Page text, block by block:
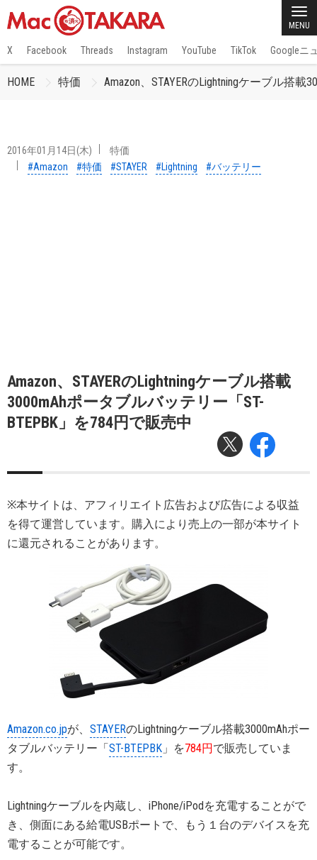
MENU
X Facebook Threads Instagram YouTube TikTok Googleニ
HOME 特価 Amazon、STAYERのLightningケーブル搭
2016年01月14日(木)
特価
#Amazon
#特価 #STAYER #Lightning #バッテリー
Amazon、STAYERのLightningケーブル搭載
3000mAhポータブルバッテリー「ST-
BTEPBK」を784円で販売中
※本サイトは、アフィリエイト広告および広告による収益
を得て運営しています。購入により売上の一部が本サイト
に還元されることがあります。
Amazon.co.jpが、 STAYERのLightningケーブル搭載3000mAhポー
タブルバッテリー「ST-BTEPBK 」を784円で販売していま
す。
Lightningケーブルを内蔵し、iPhone/iPodを充電することがで
き、側面にある給電USBポートで、もう１台のデバイスを充
電することが可能です。